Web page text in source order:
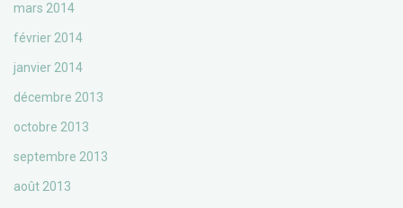
mars 2014
février 2014
janvier 2014
décembre 2013
octobre 2013
septembre 2013
août 2013